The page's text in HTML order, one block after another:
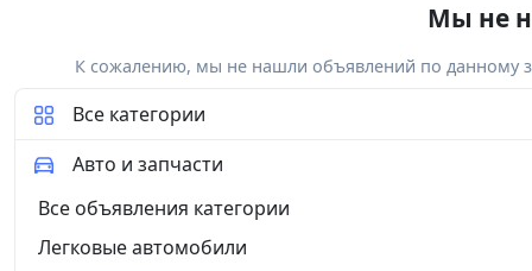
Мы не
К сожалению, мы не нашли объявлений по данному
Все категории
Авто и запчасти
Все объявления категории
Легковые автомобили